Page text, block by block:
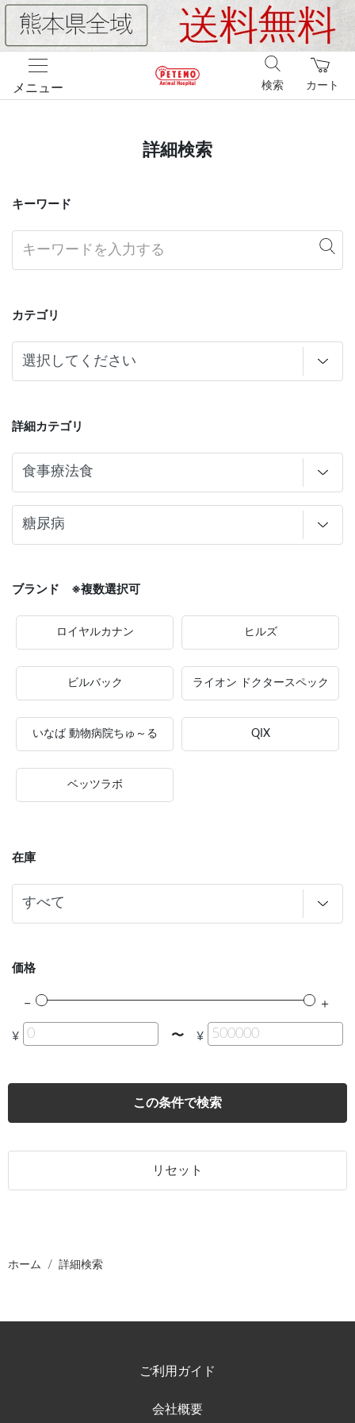
メニュー カート
検索
詳細検索
キーワード
カテゴリ
詳細カテゴリ
ブランド ※複数選択可
ロイヤルカナン ヒルズ
ビルバック ライオン ドクタースペック
いなば 動物病院ちゅ～る QIX
ベッツラボ
在庫
価格
¥ 〜 ¥
この条件で検索
リセット
ホーム 詳細検索
ご利用ガイド
会社概要